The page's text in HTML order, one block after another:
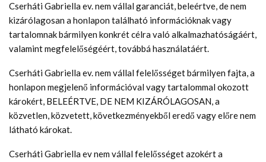
Cserháti Gabriella ev. nem vállal garanciát, beleértve, de nem
kizárólagosan a honlapon található információknak vagy
tartalomnak bármilyen konkrét célra való alkalmazhatóságáért,
valamint megfelelőségéért, továbbá használatáért.
Cserháti Gabriella ev. nem vállal felelősséget bármilyen fajta, a
honlapon megjelenő információval vagy tartalommal okozott
károkért, BELEÉRTVE, DE NEM KIZÁRÓLAGOSAN, a
közvetlen, közvetett, következményekből eredő vagy előre nem
látható károkat.
Cserháti Gabriella ev nem vállal felelősséget azokért a